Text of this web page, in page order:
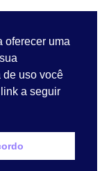
oferecer uma
de uso você
a seguir